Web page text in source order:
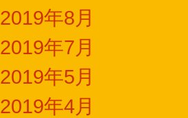
2019年8月
2019年7月
2019年5月
2019年4月